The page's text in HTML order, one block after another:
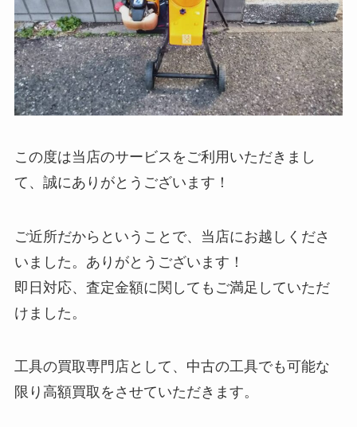
この度は当店のサービスをご利用いただきまし
て、誠にありがとうございます！
ご近所だからということで、当店にお越しくださ
いました。ありがとうございます！
即日対応、査定金額に関してもご満足していただ
けました。
工具の買取専門店として、中古の工具でも可能な
限り高額買取をさせていただきます。